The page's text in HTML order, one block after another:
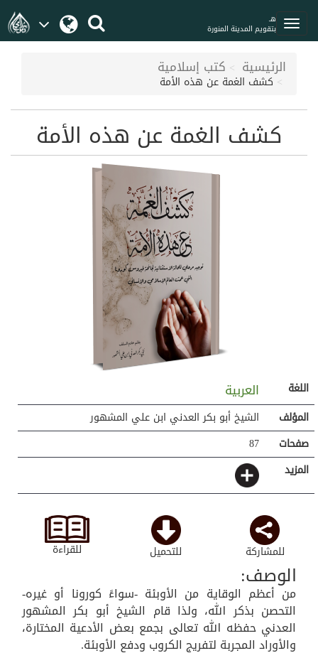
هـ
بتقويم المدينة المنورة
الرئيسية كتب إسلامية
كشف الغمة عن هذه الأمة
كشف الغمة عن هذه الأمة
اللغة العربية
المؤلف
الشيخ أبو بكر العدني ابن علي المشهور
صفحات
87
المزيد
للقراءة للتحميل للمشاركة
الوصف:
من أعظم الوقاية من الأوبئة -سواءً كورونا أو غيره-
التحصن بذكر الله، ولذا قام الشيخ أبو بكر المشهور
العدني حفظه الله تعالى بجمع بعض الأدعية المختارة،
والأوراد المجربة لتفريج الكروب ودفع الأوبئة.